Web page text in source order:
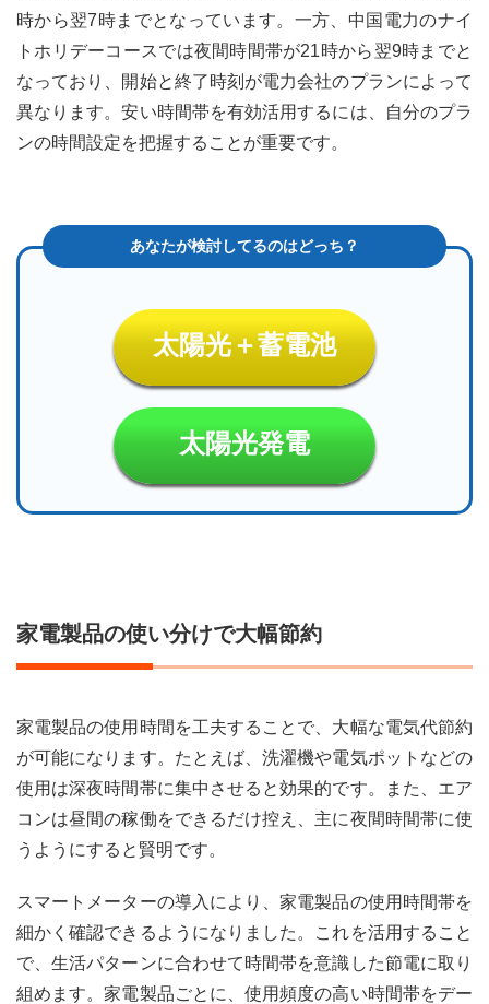
時から翌7時までとなっています。一方、中国電力のナイ
トホリデーコースでは夜間時間帯が21時から翌9時までと
なっており、開始と終了時刻が電力会社のプランによって
異なります。安い時間帯を有効活用するには、自分のプラ
ンの時間設定を把握することが重要です。
太陽光＋蓄電池
太陽光発電
家電製品の使い分けで大幅節約
家電製品の使用時間を工夫することで、大幅な電気代節約
が可能になります。たとえば、洗濯機や電気ポットなどの
使用は深夜時間帯に集中させると効果的です。また、エア
コンは昼間の稼働をできるだけ控え、主に夜間時間帯に使
うようにすると賢明です。
スマートメーターの導入により、家電製品の使用時間帯を
細かく確認できるようになりました。これを活用すること
で、生活パターンに合わせて時間帯を意識した節電に取り
組めます。家電製品ごとに、使用頻度の高い時間帯をデー